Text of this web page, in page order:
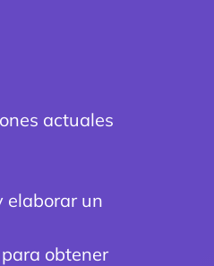
actuales
elaborar un
obtener